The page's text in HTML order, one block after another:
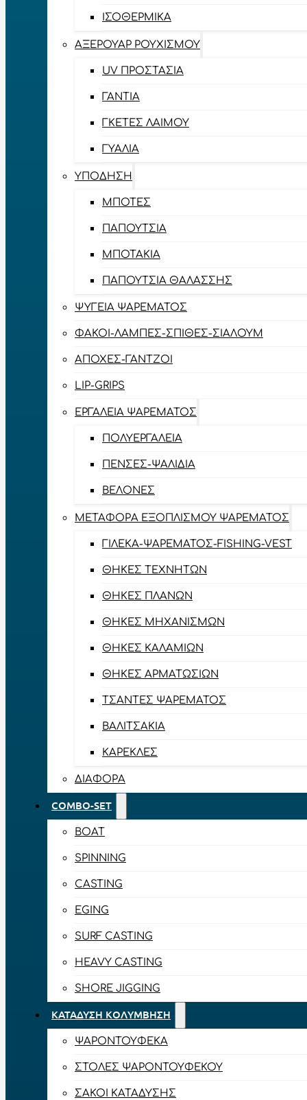
ΙΣΟΘΕΡΜΙΚΆ
ΑΞΕΡΟΥΆΡ ΡΟΥΧΙΣΜΟΎ
UV ΠΡΟΣΤΑΣΊΑ
ΓΆΝΤΙΑ
ΓΚΈΤΕΣ ΛΑΊΜΟΥ
ΓΥΑΛΙΆ
ΥΠΌΔΗΣΗ
ΜΠΌΤΕΣ
ΠΑΠΟΎΤΣΙΑ
ΜΠΟΤΆΚΙΑ
ΠΑΠΟΎΤΣΙΑ ΘΑΛΆΣΣΗΣ
ΨΥΓΕΊΑ ΨΑΡΈΜΑΤΟΣ
ΦΑΚΟΊ-ΛΆΜΠΕΣ-ΣΠΊΘΕΣ-ΣΊΑΛΟΥΜ
ΑΠΌΧΕΣ-ΓΆΝΤΖΟΙ
LIP-GRIPS
EΡΓΑΛΕΊΑ ΨΑΡΈΜΑΤΟΣ
ΠΟΛΥΕΡΓΑΛΕΊΑ
ΠΈΝΣΕΣ-ΨΑΛΊΔΙΑ
ΒΕΛΌΝΕΣ
ΜΕΤΑΦΟΡΆ ΕΞΟΠΛΙΣΜΟΎ ΨΑΡΈΜΑΤΟΣ
ΓΙΛΈΚΑ-ΨΑΡΈΜΑΤΟΣ-FISHING-VEST
ΘΉΚΕΣ ΤΕΧΝΗΤΏΝ
ΘΉΚΕΣ ΠΛΆΝΩΝ
ΘΉΚΕΣ ΜΗΧΑΝΙΣΜΏΝ
ΘΉΚΕΣ ΚΑΛΑΜΙΏΝ
ΘΉΚΕΣ ΑΡΜΑΤΩΣΙΏΝ
ΤΣΆΝΤΕΣ ΨΑΡΈΜΑΤΟΣ
ΒΑΛΙΤΣΆΚΙΑ
ΚΑΡΈΚΛΕΣ
ΔΙΆΦΟΡΑ
COMBO-SET
BOAT
SPINNING
CASTING
EGING
SURF CASTING
HEAVY CASTING
SHORE JIGGING
ΚΑΤΆΔΥΣΗ ΚΟΛΎΜΒΗΣΗ
ΨΑΡΟΝΤΟΎΦΕΚΑ
ΣΤΟΛΈΣ ΨΑΡΟΝΤΟΎΦΕΚΟΥ
ΣΆΚΟΙ ΚΑΤΆΔΥΣΗΣ